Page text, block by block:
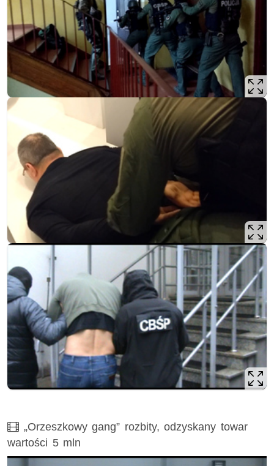
Film
„Orzeszkowy gang” rozbity, odzyskany towar
wartości 5 mln